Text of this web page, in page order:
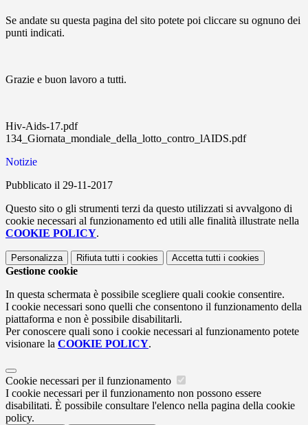
Se andate su questa pagina del sito potete poi cliccare su ognuno dei
punti indicati.
Grazie e buon lavoro a tutti.
Hiv-Aids-17.pdf
134_Giornata_mondiale_della_lotto_contro_lAIDS.pdf
Notizie
Pubblicato il 29-11-2017
Questo sito o gli strumenti terzi da questo utilizzati si avvalgono di
cookie necessari al funzionamento ed utili alle finalità illustrate nella
COOKIE POLICY.
Personalizza Rifiuta tutti i cookies Accetta tutti i cookies
Gestione cookie
In questa schermata è possibile scegliere quali cookie consentire.
I cookie necessari sono quelli che consentono il funzionamento della
piattaforma e non è possibile disabilitarli.
Per conoscere quali sono i cookie necessari al funzionamento potete
visionare la COOKIE POLICY.
Cookie necessari per il funzionamento
I cookie necessari per il funzionamento non possono essere
disabilitati. È possibile consultare l'elenco nella pagina della cookie
policy.